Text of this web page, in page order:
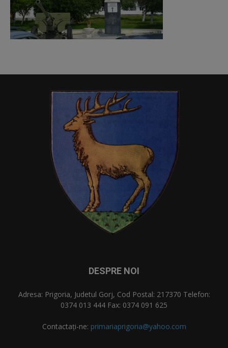
DESPRE NOI
Adresa: Prigoria, Judetul Gorj, Cod Postal: 217370 Telefon:
0374 013 444 Fax: 0374 091 625
Contactați-ne: primariaprigoria@yahoo.com